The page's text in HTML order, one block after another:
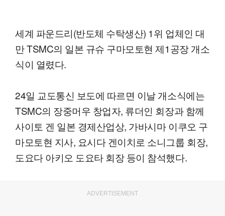
세계 파운드리(반도체 수탁생산) 1위 업체인 대
만 TSMC의 일본 규슈 구마모토현 제1공장 개소
식이 열렸다.
24일 교도통신 보도에 따르면 이날 개소식에는
TSMC의 장중머우 창업자, 류더인 회장과 함께
사이토 겐 일본 경제산업상, 가바시마 이쿠오 구
마모토현 지사, 요시다 겐이치로 소니그룹 회장,
도요다 아키오 도요타 회장 등이 참석했다.
ADVERTISEMENT